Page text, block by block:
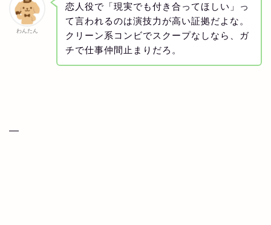
わんたん
恋人役で「現実でも付き合ってほしい」っ
て言われるのは演技力が高い証拠だよな。
クリーン系コンビでスクープなしなら、ガ
チで仕事仲間止まりだろ。
—